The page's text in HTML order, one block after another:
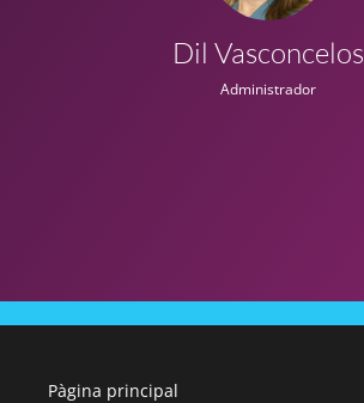
Dil Vasconcelos
Administrador
Pàgina principal